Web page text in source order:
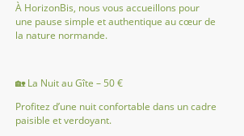
À HorizonBis, nous vous accueillons pour
une pause simple et authentique au cœur de
la nature normande.
🏡 La Nuit au Gîte – 50 €
Profitez d’une nuit confortable dans un cadre
paisible et verdoyant.